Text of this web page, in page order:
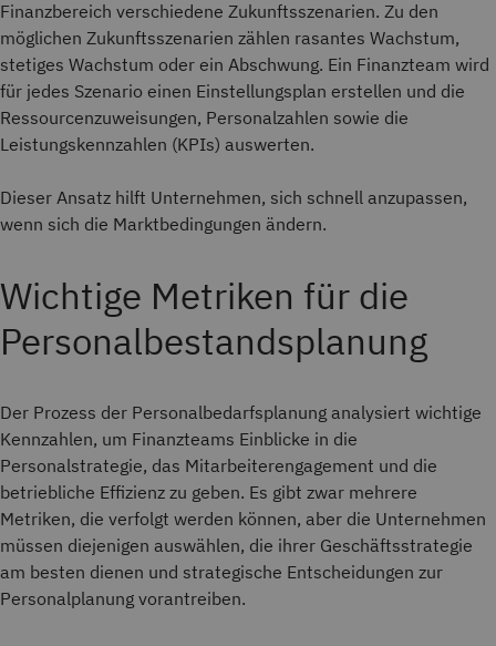
Finanzbereich verschiedene Zukunftsszenarien. Zu den
möglichen Zukunftsszenarien zählen rasantes Wachstum,
stetiges Wachstum oder ein Abschwung. Ein Finanzteam wird
für jedes Szenario einen Einstellungsplan erstellen und die
Ressourcenzuweisungen, Personalzahlen sowie die
Leistungskennzahlen (KPIs) auswerten.
Dieser Ansatz hilft Unternehmen, sich schnell anzupassen,
wenn sich die Marktbedingungen ändern.
Wichtige Metriken für die
Personalbestandsplanung
Der Prozess der Personalbedarfsplanung analysiert wichtige
Kennzahlen, um Finanzteams Einblicke in die
Personalstrategie, das Mitarbeiterengagement und die
betriebliche Effizienz zu geben. Es gibt zwar mehrere
Metriken, die verfolgt werden können, aber die Unternehmen
müssen diejenigen auswählen, die ihrer Geschäftsstrategie
am besten dienen und strategische Entscheidungen zur
Personalplanung vorantreiben.